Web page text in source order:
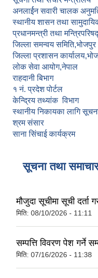
अनलार्ईन सवारी चालक
स्थानीय शासन तथा
प्रधानमन्त्री तथा
जिल्ला समन्वय समिति,भोजपुर
जिल्ला प्रशासन
लोक सेवा आयोग,नेपाल
राहदानी बिभाग
१ नं. प्रदेश पोर्टल
केन्द्रिय तथ्यांक विभाग
स्थानीय निकायका लागि
श्रम संसार
साना सिंचाई कार्यक्रम
सूचना तथा
मौजुदा सूचीमा सूची दर्ता
मिति: 08/10/2026 - 11:11
सम्पत्ति विवरण पेश गर्ने
मिति: 07/16/2026 - 11:38